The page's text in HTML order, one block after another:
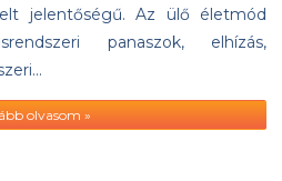
jelentőségű. Az ülő életmód
panaszok, elhízás,
olvasom »